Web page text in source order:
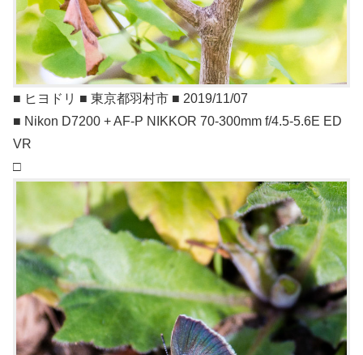
■ ヒヨドリ ■ 東京都羽村市 ■ 2019/11/07
■ Nikon D7200 + AF-P NIKKOR 70-300mm f/4.5-5.6E ED
VR
□